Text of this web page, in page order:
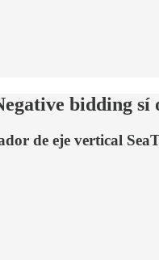
bidding sí
de eje vertical